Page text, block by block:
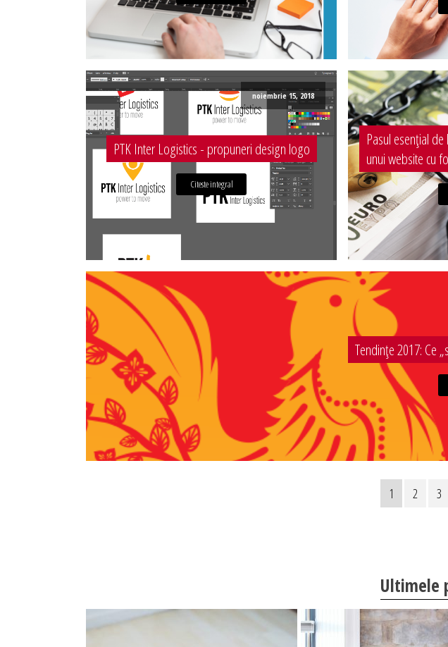
noiembrie 15, 2018
PTK Inter Logistics - propuneri design logo
Citeste integral
Pasul esențial
unui website cu
Tendințe 2017: Ce
1 2 3
Ultimele